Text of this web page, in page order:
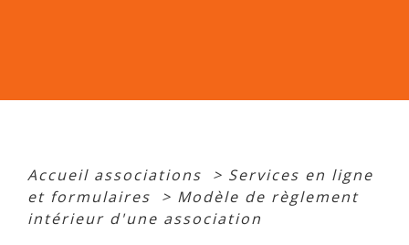
Accueil associations > Services en ligne
et formulaires
> Modèle de règlement
intérieur d'une association